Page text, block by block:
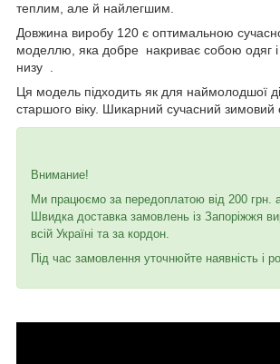
теплим, але й найлегшим.
Довжина виробу 120 є оптимальною
моделлю, яка добре накриває собою одяг
низу .
Ця модель підходить як для наймолодшої
старшого віку. Шикарний сучасний зимовий
Внимание!
Ми працюємо за передоплатою від 200 грн.
Швидка доставка замовлень із Запоріжжя
всій Україні та за кордон.
Під час замовлення уточнюйте наявність і